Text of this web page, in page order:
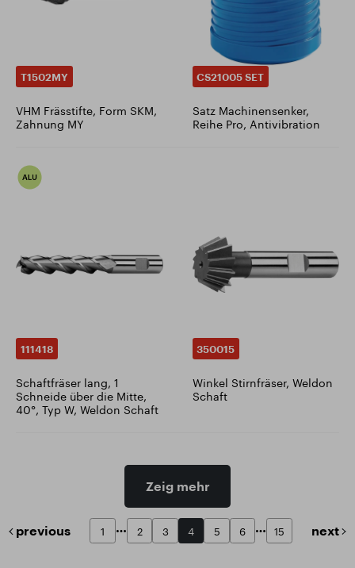
T1502MY
VHM Frässtifte, Form SKM,
Zahnung MY
CS21005 SET
Satz Machinensenker,
Reihe Pro, Antivibration
111418
Schaftfräser lang, 1
Schneide über die Mitte,
40°, Typ W, Weldon Schaft
350015
Winkel Stirnfräser, Weldon
Schaft
Zeig mehr
previous 1 2 3 4 5 6 15 next